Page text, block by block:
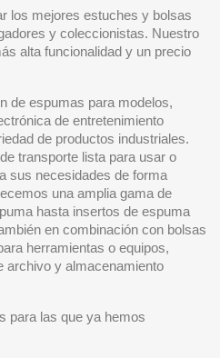
los mejores estuches y bolsas
y coleccionistas. Nuestro
alta funcionalidad y un precio
de espumas para modelos,
de entretenimiento
de productos industriales.
transporte lista para usar o
sus necesidades de forma
una amplia gama de
hasta insertos de espuma
en combinación con bolsas
herramientas o equipos,
archivo y almacenamiento
para las que ya hemos